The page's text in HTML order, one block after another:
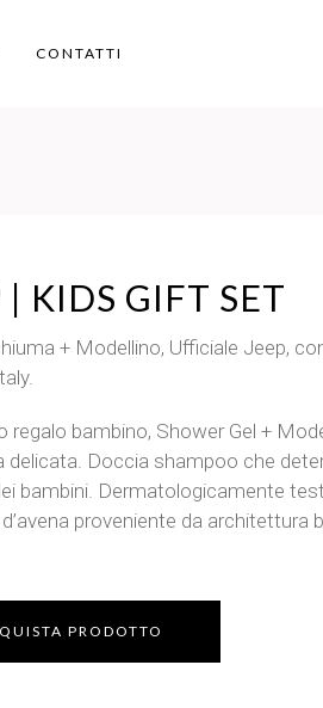
CONTATTI
| KIDS GIFT SET
+ Modellino, Ufficiale Jeep,
regalo bambino, Shower Gel +
delicata. Doccia shampoo che
bambini. Dermatologicamente
proveniente da architettura
PRODOTTO